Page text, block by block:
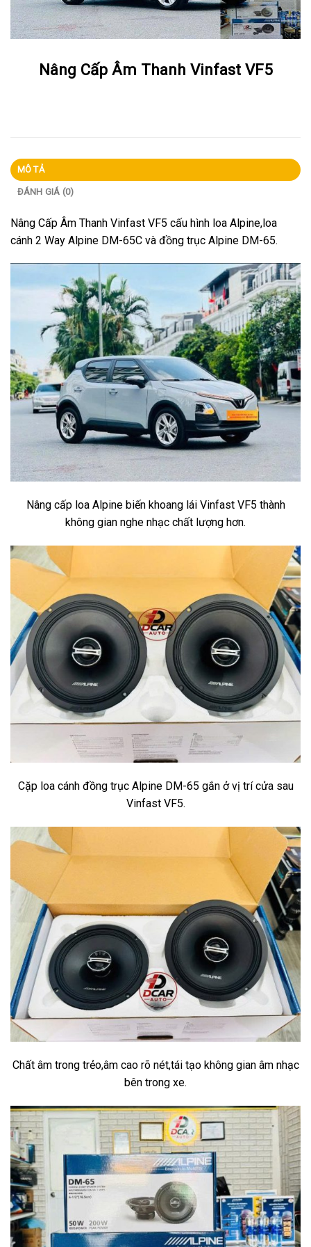
Nâng Cấp Âm Thanh Vinfast VF5
MÔ TẢ
ĐÁNH GIÁ (0)
Nâng Cấp Âm Thanh Vinfast VF5 cấu hình loa Alpine,loa
cánh 2 Way Alpine DM-65C và đồng trục Alpine DM-65.
Nâng cấp loa Alpine biến khoang lái Vinfast VF5 thành
không gian nghe nhạc chất lượng hơn.
Cặp loa cánh đồng trục Alpine DM-65 gắn ở vị trí cửa sau
Vinfast VF5.
Chất âm trong trẻo,âm cao rõ nét,tái tạo không gian âm nhạc
bên trong xe.